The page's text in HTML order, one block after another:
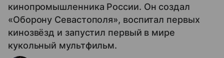
кинопромышленника России. Он создал
«Оборону Севастополя», воспитал первых
кинозвёзд и запустил первый в мире
кукольный мультфильм.